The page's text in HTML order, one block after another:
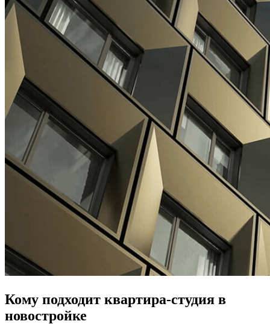
Кому подходит квартира-студия в
новостройке